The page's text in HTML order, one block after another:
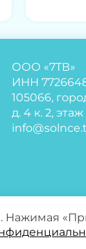
ООО «7ТВ»
ИНН
105066,
д. 4 к. 2,
Нажимая